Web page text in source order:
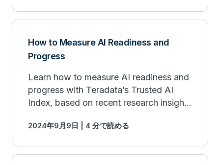
How to Measure AI Readiness and
Progress
Learn how to measure AI readiness and
progress with Teradata’s Trusted AI
Index, based on recent research insights
2024年9月9日 | 4 分で読める